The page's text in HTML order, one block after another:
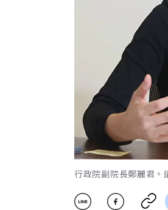
行政院副院長鄭麗君。